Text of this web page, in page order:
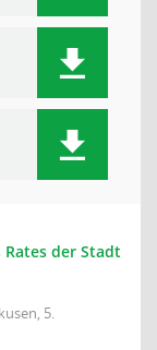
der Stadt
5.